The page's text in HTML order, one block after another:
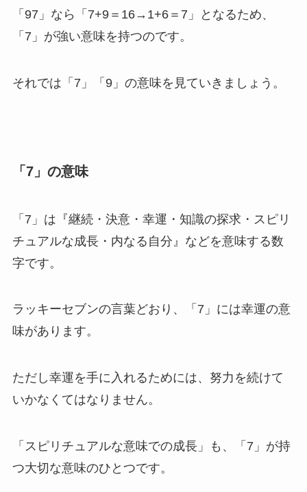
「97」なら「7+9＝16→1+6＝7」となるため、
「7」が強い意味を持つのです。
それでは「7」「9」の意味を見ていきましょう。
「7」の意味
「7」は『継続・決意・幸運・知識の探求・スピリ
チュアルな成長・内なる自分』などを意味する数
字です。
ラッキーセブンの言葉どおり、「7」には幸運の意
味があります。
ただし幸運を手に入れるためには、努力を続けて
いかなくてはなりません。
「スピリチュアルな意味での成長」も、「7」が持
つ大切な意味のひとつです。